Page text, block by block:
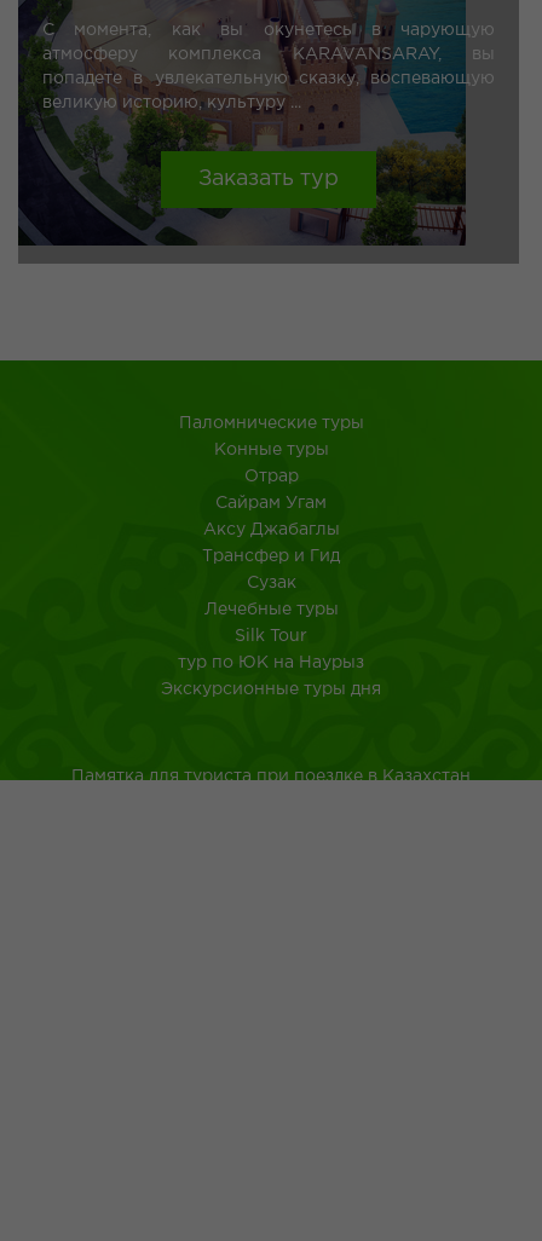
С момента, как вы окунетесь в чарующую
атмосферу комплекса KARAVANSARAY, вы
попадете в увлекательную сказку, воспевающую
великую историю, культуру ...
Заказать тур
Паломнические туры
Конные туры
Отрар
Сайрам Угам
Аксу Джабаглы
Трансфер и Гид
Сузак
Лечебные туры
Silk Tour
тур по ЮК на Наурыз
Экскурсионные туры дня
Памятка для туриста при поездке в Казахстан